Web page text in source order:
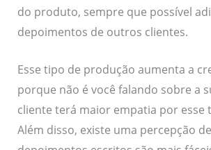
do produto, sempre que possível
depoimentos de outros clientes.
Esse tipo de produção aumenta a
porque não é você falando sobre a
cliente terá maior empatia por esse
Além disso, existe uma percepção